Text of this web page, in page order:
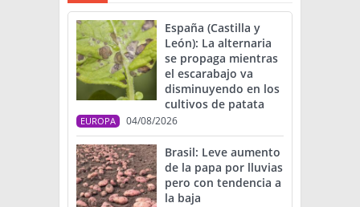
España (Castilla y
León): La alternaria
se propaga mientras
el escarabajo va
disminuyendo en los
cultivos de patata
EUROPA 04/08/2026
Brasil: Leve aumento
de la papa por lluvias
pero con tendencia a
la baja